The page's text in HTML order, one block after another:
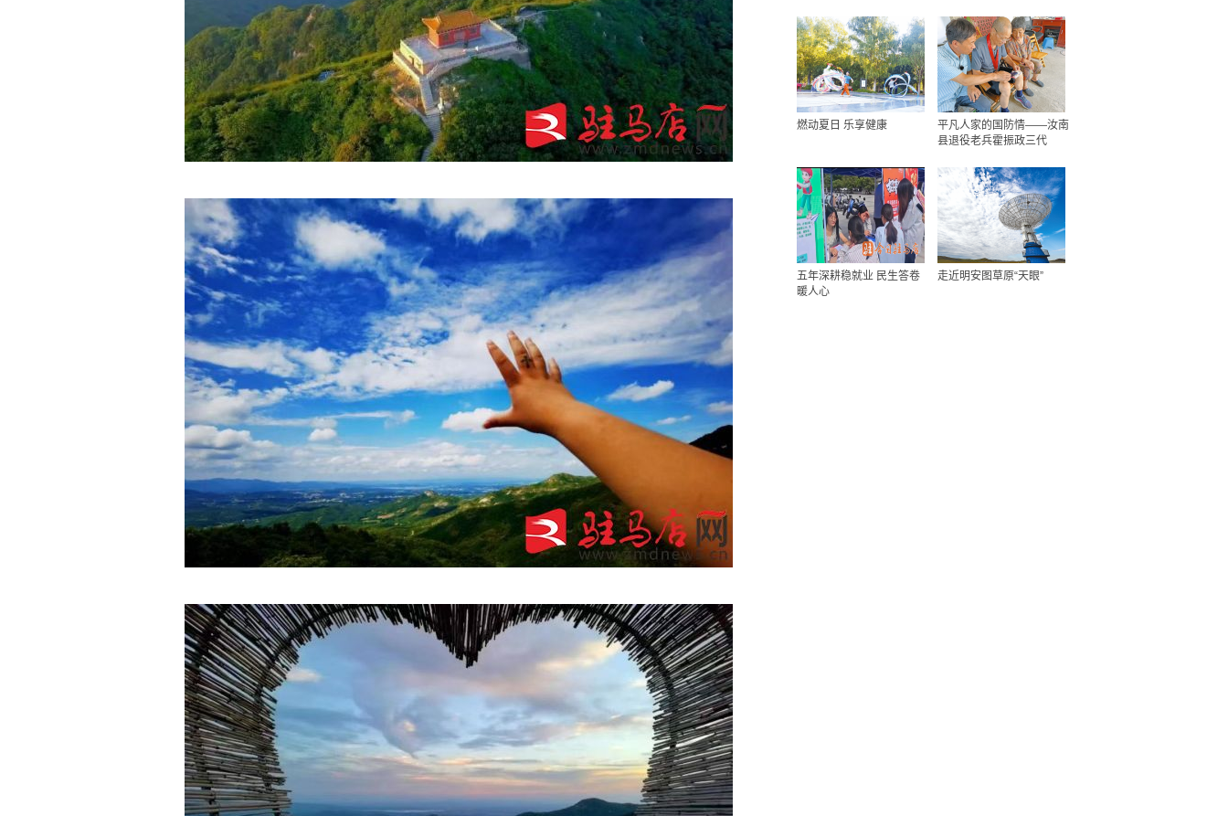
燃动夏日 乐享健康
平凡人家的国防情——汝南
县退役老兵霍振政三代
五年深耕稳就业 民生答卷
暖人心
走近明安图草原“天眼”